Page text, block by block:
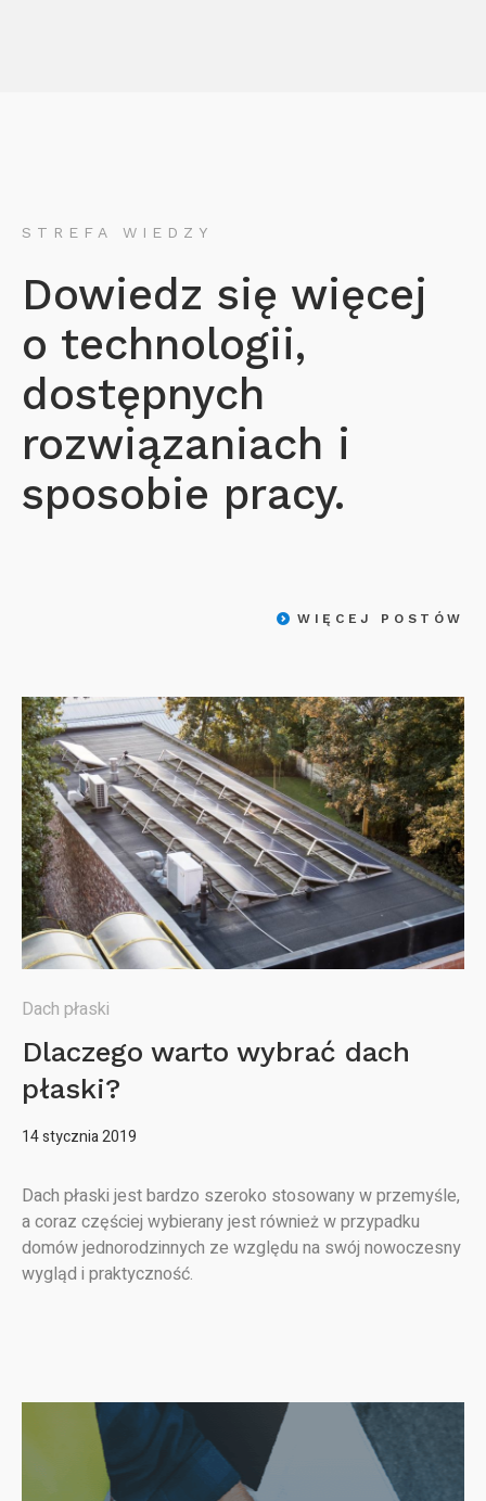
STREFA WIEDZY
Dowiedz się więcej
o technologii,
dostępnych
rozwiązaniach i
sposobie pracy.
WIĘCEJ POSTÓW
Dach płaski
Dlaczego warto wybrać dach
płaski?
14 stycznia 2019
Dach płaski jest bardzo szeroko stosowany w przemyśle,
a coraz częściej wybierany jest również w przypadku
domów jednorodzinnych ze względu na swój nowoczesny
wygląd i praktyczność.